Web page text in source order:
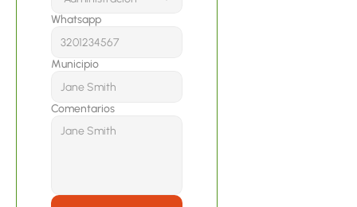
Whatsapp
Municipio
Comentarios